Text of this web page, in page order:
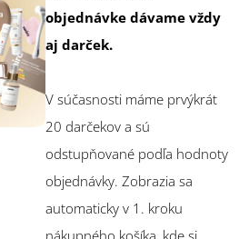
objednávke dávame vždy
aj darček.
V súčasnosti máme prvýkrát
20 darčekov a sú
odstupňované podľa hodnoty
objednávky. Zobrazia sa
automaticky v 1. kroku
nákupného košíka, kde si